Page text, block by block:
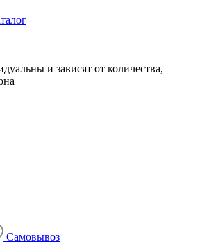
и зависят от количества,
Самовывоз